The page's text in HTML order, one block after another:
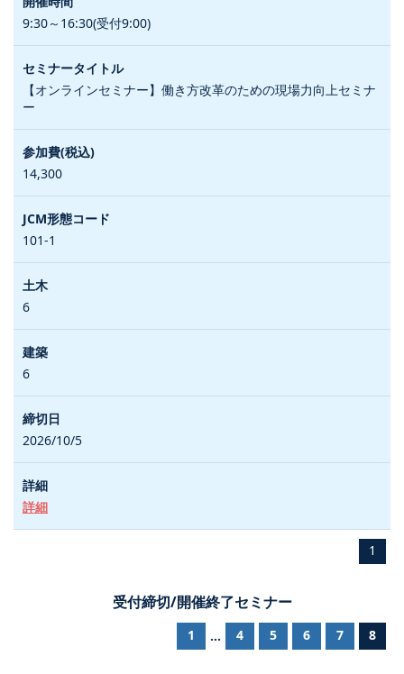
9:30～16:30(受付9:00)
【オンラインセミナー】働き方改革のための現場力向上セミナ
ー
14,300
101-1
6
6
2026/10/5
詳細
1
受付締切/開催終了セミナー
1 ... 4 5 6 7 8